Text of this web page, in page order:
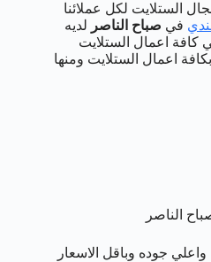
الستلايت لكل عملائنا
في صباح الناصر لديه
كافة اعمال الستلايت
اعمال الستلايت ومنها
الناصر
جوده وباقل الاسعار